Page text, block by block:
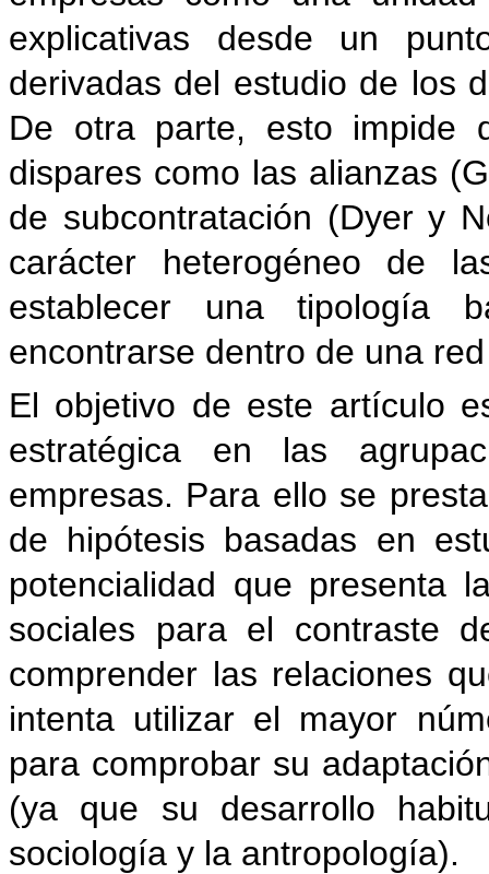
explicativas desde un
derivadas del estudio de los
De otra parte, esto impide
dispares como las alianzas
de subcontratación (Dyer y
carácter heterogéneo de
establecer una tipología
encontrarse dentro de una
El objetivo de este artículo
estratégica en las
empresas. Para ello se
de hipótesis basadas en
potencialidad que presenta
sociales para el contraste
comprender las relaciones
intenta utilizar el mayor
para comprobar su
(ya que su desarrollo
sociología y la antropología).